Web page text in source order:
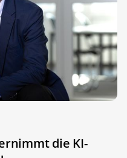
die KI-